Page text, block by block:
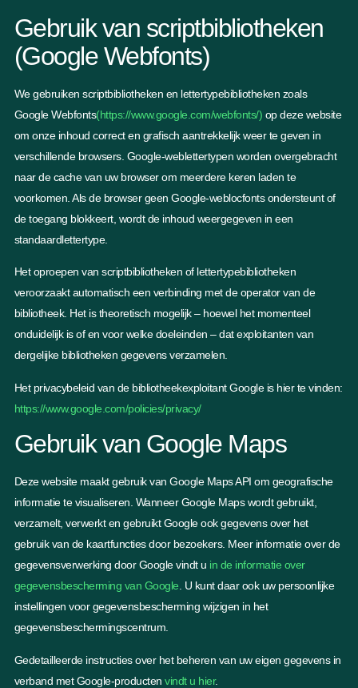
Gebruik van scriptbibliotheken
(Google Webfonts)
We gebruiken scriptbibliotheken en lettertypebibliotheken zoals
Google Webfonts(https://www.google.com/webfonts/) op deze website
om onze inhoud correct en grafisch aantrekkelijk weer te geven in
verschillende browsers. Google-weblettertypen worden overgebracht
naar de cache van uw browser om meerdere keren laden te
voorkomen. Als de browser geen Google-weblocfonts ondersteunt of
de toegang blokkeert, wordt de inhoud weergegeven in een
standaardlettertype.
Het oproepen van scriptbibliotheken of lettertypebibliotheken
veroorzaakt automatisch een verbinding met de operator van de
bibliotheek. Het is theoretisch mogelijk – hoewel het momenteel
onduidelijk is of en voor welke doeleinden – dat exploitanten van
dergelijke bibliotheken gegevens verzamelen.
Het privacybeleid van de bibliotheekexploitant Google is hier te vinden:
https://www.google.com/policies/privacy/
Gebruik van Google Maps
Deze website maakt gebruik van Google Maps API om geografische
informatie te visualiseren. Wanneer Google Maps wordt gebruikt,
verzamelt, verwerkt en gebruikt Google ook gegevens over het
gebruik van de kaartfuncties door bezoekers. Meer informatie over de
gegevensverwerking door Google vindt u in de informatie over
gegevensbescherming van Google. U kunt daar ook uw persoonlijke
instellingen voor gegevensbescherming wijzigen in het
gegevensbeschermingscentrum.
Gedetailleerde instructies over het beheren van uw eigen gegevens in
verband met Google-producten vindt u hier.